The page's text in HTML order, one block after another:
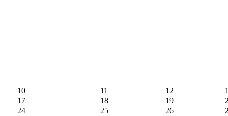
10 11 12
17
18 19
24
25 26